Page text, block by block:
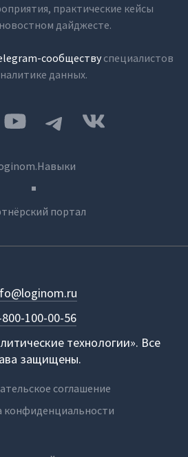
практические кейсы
дайджесте.
сообществу специалистов
данных.
портал
технологии». Все
защищены.
100-00-56
соглашение
конфиденциальности